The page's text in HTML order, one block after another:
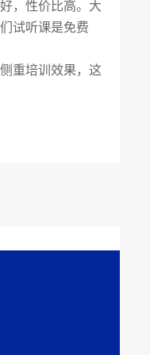
，性价比高。大
试听课是免费
重培训效果，这